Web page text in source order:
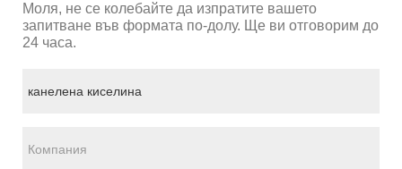
Моля, не се колебайте да изпратите вашето
запитване във формата по-долу. Ще ви отговорим до
24 часа.